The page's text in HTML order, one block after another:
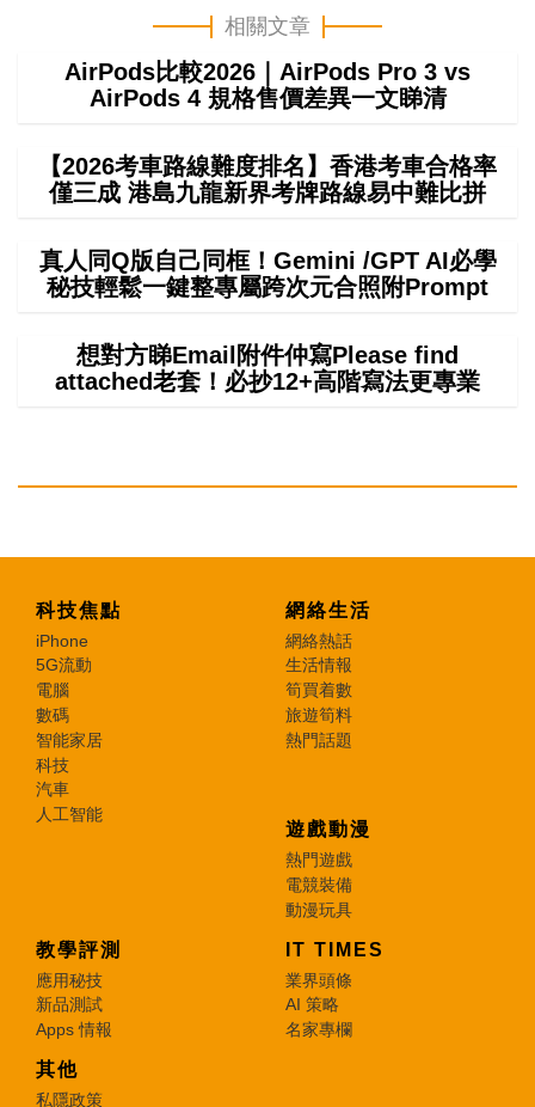
相關文章
AirPods比較2026｜AirPods Pro 3 vs
AirPods 4 規格售價差異一文睇清
【2026考車路線難度排名】香港考車合格率
僅三成 港島九龍新界考牌路線易中難比拼
真人同Q版自己同框！Gemini /GPT AI必學
秘技輕鬆一鍵整專屬跨次元合照附Prompt
想對方睇Email附件仲寫Please find
attached老套！必抄12+高階寫法更專業
科技焦點
iPhone
5G流動
電腦
數碼
智能家居
科技
汽車
人工智能
網絡生活
網絡熱話
生活情報
筍買着數
旅遊筍料
熱門話題
遊戲動漫
熱門遊戲
電競裝備
動漫玩具
教學評測
應用秘技
新品測試
Apps 情報
IT TIMES
業界頭條
AI 策略
名家專欄
其他
私隱政策